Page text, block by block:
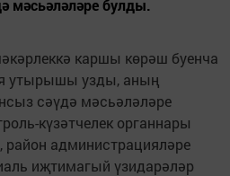
мәсьәләләре булды.
каршы көрәш буенча
утырышы узды, аның
сәүдә мәсьәләләре
күзәтчелек органнары
район администрацияләре
иҗтимагый үзидарәләр